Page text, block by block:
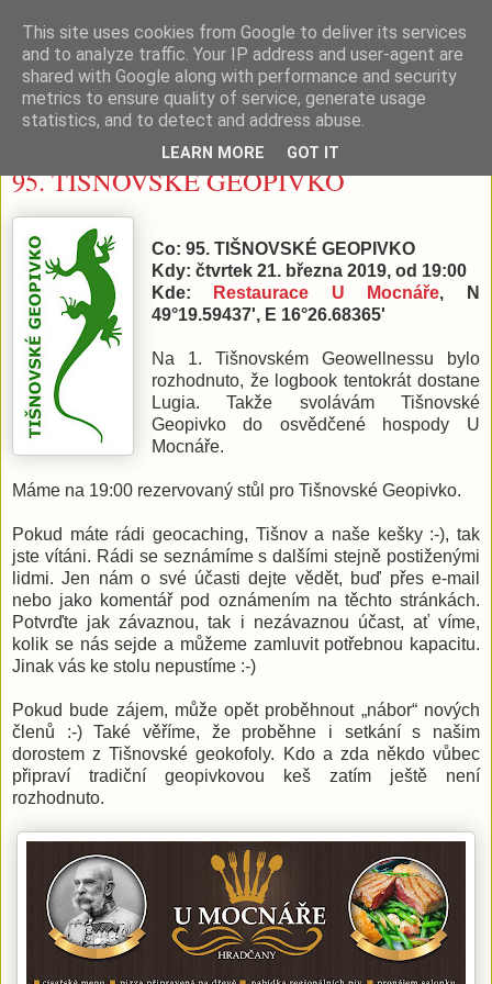
Tišnovské (geo)pivko
95. TIŠNOVSKÉ GEOPIVKO
Co: 95. TIŠNOVSKÉ GEOPIVKO
Kdy: čtvrtek 21. března 2019, od 19:00
Kde:
Restaurace U Mocnáře, N
49°19.59437', E 16°26.68365'
Na 1. Tišnovském Geowellnessu bylo
rozhodnuto, že logbook tentokrát dostane
Lugia. Takže svolávám Tišnovské
Geopivko do osvědčené hospody U
Mocnáře.
Máme na 19:00 rezervovaný stůl pro Tišnovské Geopivko.
Pokud máte rádi geocaching, Tišnov a naše kešky :-), tak
jste vítáni. Rádi se seznámíme s dalšími stejně postiženými
lidmi. Jen nám o své účasti dejte vědět, buď přes e-mail
nebo jako komentář pod oznámením na těchto stránkách.
Potvrďte jak závaznou, tak i nezávaznou účast, ať víme,
kolik se nás sejde a můžeme zamluvit potřebnou kapacitu.
Jinak vás ke stolu nepustíme :-)
Pokud bude zájem, může opět proběhnout „nábor“ nových
členů :-) Také věříme, že proběhne i setkání s našim
dorostem z Tišnovské geokofoly. Kdo a zda někdo vůbec
připraví tradiční geopivkovou keš zatím ještě není
rozhodnuto.
This site uses cookies from Google to deliver its services
and to analyze traffic. Your IP address and user-agent are
shared with Google along with performance and security
metrics to ensure quality of service, generate usage
statistics, and to detect and address abuse.
LEARN MORE GOT IT